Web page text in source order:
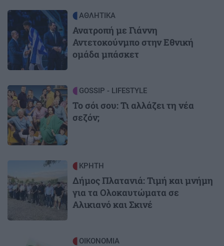
Image ΑΘΛΗΤΙΚΑ
Ανατροπή με Γιάννη
Αντετοκούνμπο στην Εθνική
ομάδα μπάσκετ
Image GOSSIP - LIFESTYLE
Το σόι σου: Τι αλλάζει τη νέα
σεζόν;
ΚΡΗΤΗ
Δήμος Πλατανιά: Τιμή και μνήμη
για τα Ολοκαυτώματα σε
Αλικιανό και Σκινέ
ΟΙΚΟΝΟΜΙΑ